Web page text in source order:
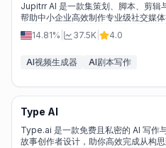
Jupitrr AI 是一款集策划、脚本、剪辑
帮助中小企业高效制作专业级社交媒体
14.81%
37.5K 4.0
AI视频生成器 AI剧本写作
Type AI
Type.ai 是一款免费且私密的 AI 写作
故事创作者设计，助你高效完成从构思